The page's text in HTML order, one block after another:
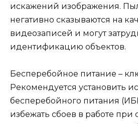
искажений изображения.
негативно сказываются на
видеозаписей и могут
идентификацию объектов.
Бесперебойное питание –
Рекомендуется установить
бесперебойного питания
избежать сбоев в работе при